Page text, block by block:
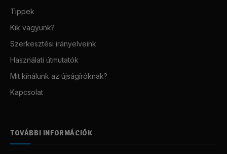
Tippek
Kik vagyunk?
Szerkesztési irányelveink
Használati útmutatók
Mit kínálunk az újságíróknak?
Kapcsolat
TOVÁBBI INFORMÁCIÓK